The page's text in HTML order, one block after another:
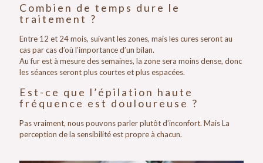
Combien de temps dure le
traitement ?
Entre 12 et 24 mois, suivant les zones, mais les cures seront au
cas par cas d’où l’importance d’un bilan.
Au fur est à mesure des semaines, la zone sera moins dense, donc
les séances seront plus courtes et plus espacées.
Est-ce que l’épilation haute
fréquence est douloureuse ?
Pas vraiment, nous pouvons parler plutôt d’inconfort. Mais La
perception de la sensibilité est propre à chacun.